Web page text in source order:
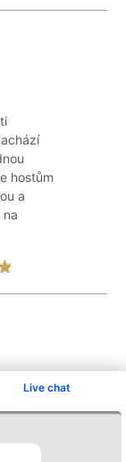
Live chat
hostům
a
více >>